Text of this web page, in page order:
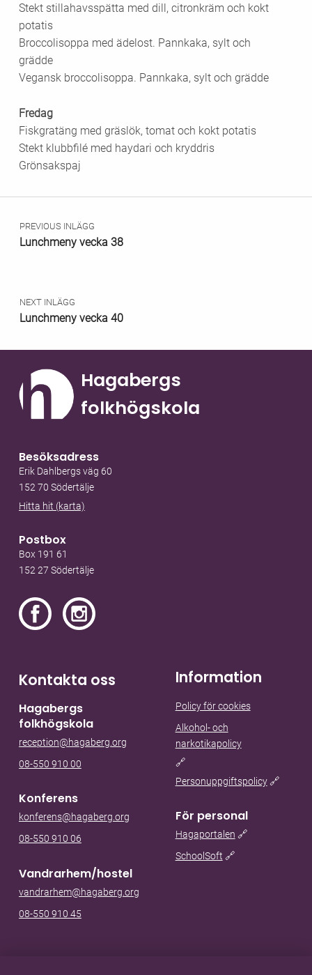
Stekt stillahavsspätta med dill, citronkräm och kokt
potatis
Broccolisoppa med ädelost. Pannkaka, sylt och
grädde
Vegansk broccolisoppa. Pannkaka, sylt och grädde
Fredag
Fiskgratäng med gräslök, tomat och kokt potatis
Stekt klubbfilé med haydari och kryddris
Grönsakspaj
Inläggsnavigering
PREVIOUS INLÄGG
Lunchmeny vecka 38
NEXT INLÄGG
Lunchmeny vecka 40
Hagabergs
folkhögskola
Besöksadress
Erik Dahlbergs väg 60
152 70 Södertälje
Hitta hit (karta)
Postbox
Box 191 61
152 27 Södertälje
Kontakta oss
Hagabergs
folkhögskola
reception@hagaberg.org
08-550 910 00
Konferens
konferens@hagaberg.org
08-550 910 06
Vandrarhem/hostel
vandrarhem@hagaberg.org
08-550 910 45
Information
Policy för cookies
Alkohol- och
narkotikapolicy
🔗
Personuppgiftspolicy🔗
För personal
Hagaportalen 🔗
SchoolSoft 🔗